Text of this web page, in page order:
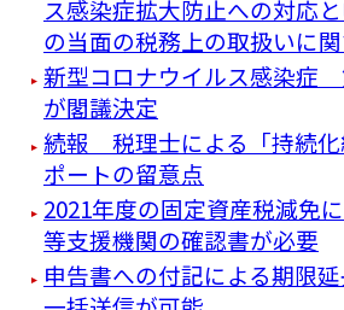
ス感染症拡大防止への対応
の当面の税務上の取扱いに
新型コロナウイルス感染症
が閣議決定
続報 税理士による「持続化
ポートの留意点
2021年度の固定資産税減免
等支援機関の確認書が必要
申告書への付記による期限